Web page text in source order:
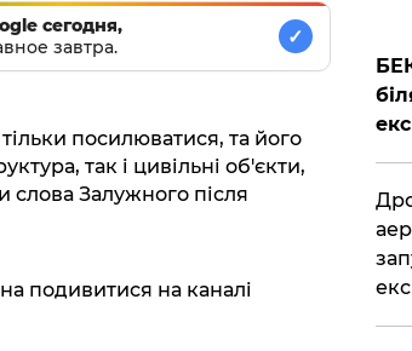
сегодня,
завтра.
✓
посилюватися, та його
так і цивільні об'єкти,
Залужного після
подивитися на каналі